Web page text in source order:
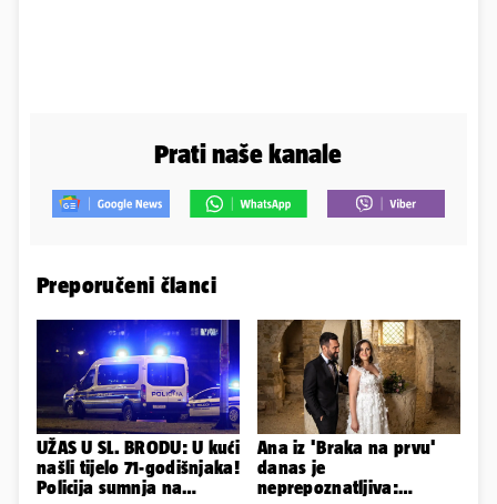
Prati naše kanale
Preporučeni članci
UŽAS U SL. BRODU: U kući
našli tijelo 71-godišnjaka!
Policija sumnja na
Ana iz 'Braka na prvu'
danas je
neprepoznatljiva: